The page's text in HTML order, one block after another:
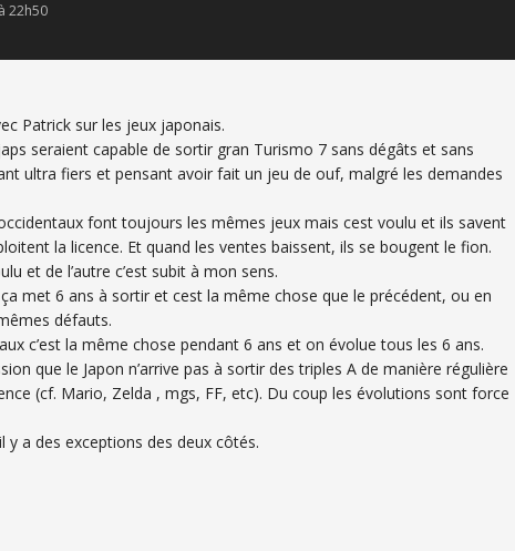
22h50
Patrick sur les jeux japonais.
seraient capable de sortir gran Turismo 7 sans dégâts et sans
ultra fiers et pensant avoir fait un jeu de ouf, malgré les demandes
font toujours les mêmes jeux mais cest voulu et ils savent
la licence. Et quand les ventes baissent, ils se bougent le fion.
et de l’autre c’est subit à mon sens.
met 6 ans à sortir et cest la même chose que le précédent, ou en
défauts.
c’est la même chose pendant 6 ans et on évolue tous les 6 ans.
que le Japon n’arrive pas à sortir des triples A de manière régulière
(cf. Mario, Zelda , mgs, FF, etc). Du coup les évolutions sont force
y a des exceptions des deux côtés.